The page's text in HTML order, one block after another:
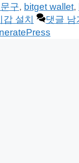
구, bitget wallet,
설치
댓글 남